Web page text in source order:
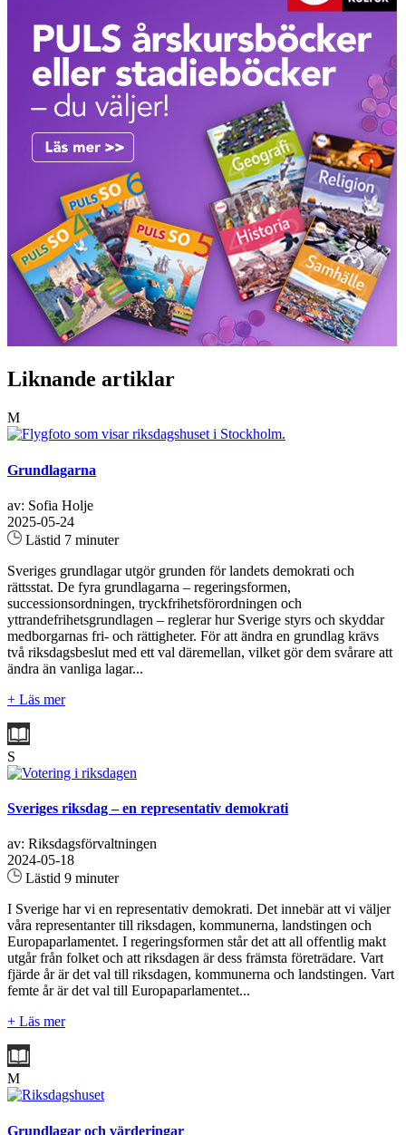
Liknande artiklar
M
Grundlagarna
av: Sofia Holje
2025-05-24
Lästid 7 minuter
Sveriges grundlagar utgör grunden för landets demokrati och
rättsstat. De fyra grundlagarna – regeringsformen,
successionsordningen, tryckfrihetsförordningen och
yttrandefrihetsgrundlagen – reglerar hur Sverige styrs och skyddar
medborgarnas fri- och rättigheter. För att ändra en grundlag krävs
två riksdagsbeslut med ett val däremellan, vilket gör dem svårare att
ändra än vanliga lagar...
+ Läs mer
S
Sveriges riksdag – en representativ demokrati
av: Riksdagsförvaltningen
2024-05-18
Lästid 9 minuter
I Sverige har vi en representativ demokrati. Det innebär att vi väljer
våra representanter till riksdagen, kommunerna, landstingen och
Europaparlamentet. I regeringsformen står det att all offentlig makt
utgår från folket och att riksdagen är dess främsta företrädare. Vart
fjärde år är det val till riksdagen, kommunerna och landstingen. Vart
femte år är det val till Europaparlamentet...
+ Läs mer
M
Grundlagar och värderingar